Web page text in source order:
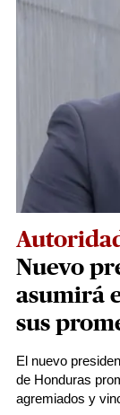
Nuevo
asumirá
sus
El nuevo
de Honduras
agremiados y